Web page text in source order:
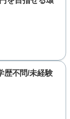
歴不問/未経験